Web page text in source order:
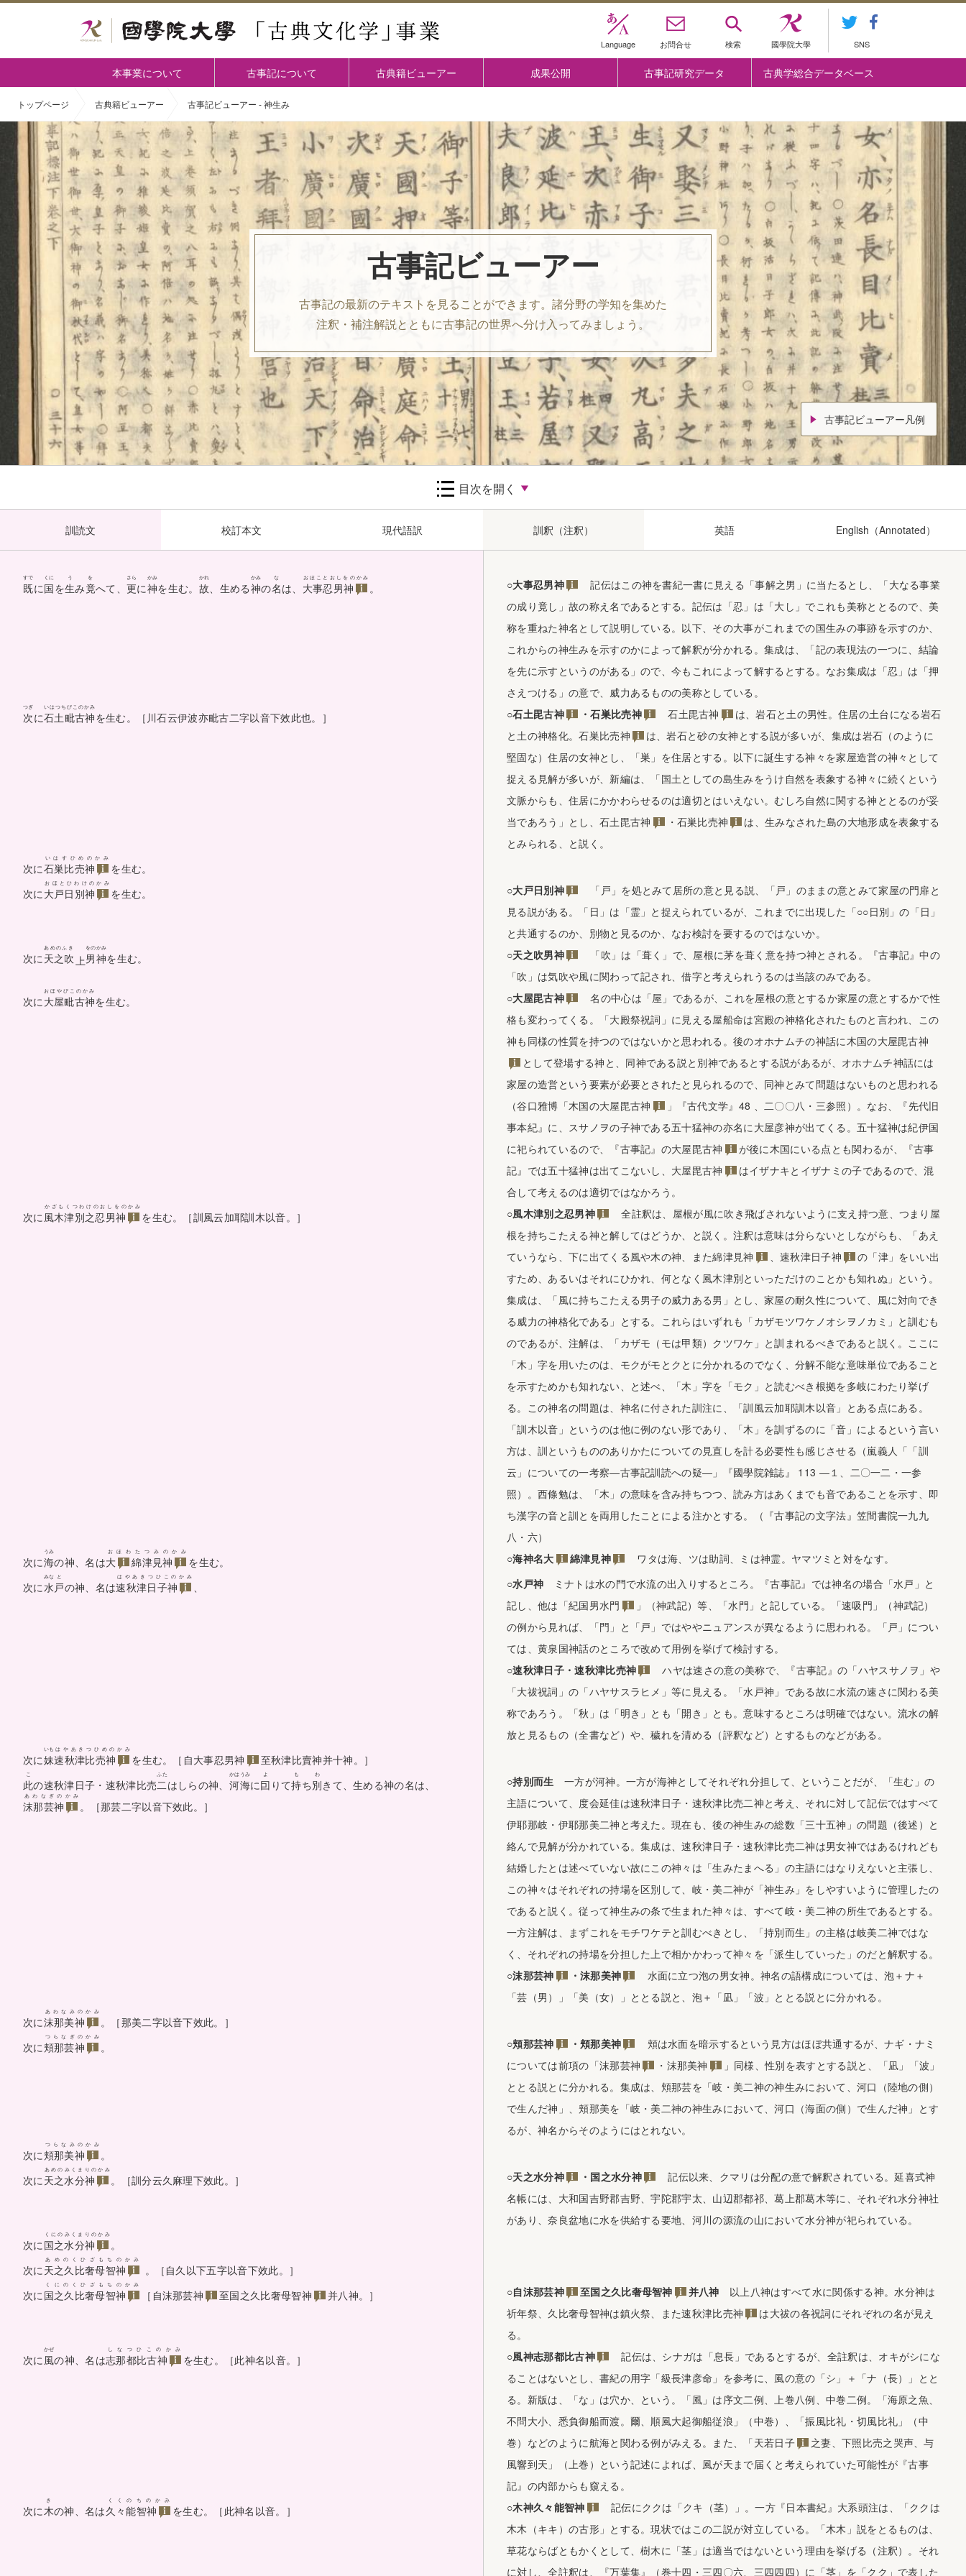
Language お問合せ 検索 國學院大學 SNS
本事業について 古事記について 古典籍ビューアー 成果公開 古事記研究データ 古典学総合データベース
トップページ 古典籍ビューアー 古事記ビューアー - 神生み
古事記ビューアー
古事記の最新のテキストを見ることができます。 諸分野の学知を集めた
注釈・補注解説とともに古事記の世界へ分け入ってみましょう。
古事記ビューアー凡例
目次を開く
訓読文 校訂本文 現代語訳 訓釈（注釈） 英語 English（Annotated）
既
すで
に国
くに
を生
う
み竟
を
へて、 更
さら
に神
かみ
を生む。 故
かれ
、生める神
かみ
の名
な
は、 大事忍男神
おほことおしをのかみ
。
次
つぎ
に石土毗古神
いはつちびこのかみ
を生む。［川石云伊波亦毗古二字以音下效此也。］
次に石巣比売神
いはすひめのかみ
を生む。
次に大戸日別神
おほとひわけのかみ
を生む。
次に天之吹
あめのふき
上男神
をのかみ
を生む。
次に大屋毗古神
おほやびこのかみ
を生む。
次に風木津別之忍男神
かざもくつわけのおしをのかみ
を生む。［訓風云加耶訓木以音。］
次に海
うみ
の神、名は大 綿津見神
おほわたつみのかみ
を生む。
次に水
みな
戸
と
の神、名は速秋津日子神
はやあきつひこのかみ
、
次に妹
いも
速秋津比売神
はやあきつひめのかみ
を生む。［自大事忍男神
至秋津比賣神并十神。］
此
こ
の速秋津日子・速秋津比売二
ふた
はしらの神、 河
かは
海
うみ
に囙
よ
りて持
も
ち別
わ
きて、生める神の名は、
沫那芸神
あわなぎのかみ
。［那芸二字以音下效此。］
次に沫那美神
あわなみのかみ
。［那美二字以音下效此。］
次に頬那芸神
つらなぎのかみ
。
次に頬那美神
つらなみのかみ
。
次に天之水分神
あめのみくまりのかみ
。［訓分云久麻理下效此。］
次に国之水分神
くにのみくまりのかみ
。
次に天之久比奢母智神
あめのくひざもちのかみ
。［自久以下五字以音下效此。］
次に国之久比奢母智神
くにのくひざもちのかみ
［自沫那芸神 至国之久比奢母智神 并八神。］
次に風
かぜ
の神、名は志那都比古神
しなつひこのかみ
を生む。［此神名以音。］
次に木
き
の神、名は久々能智神
くくのちのかみ
を生む。［此神名以音。］
○大事忍男神
記伝はこの神を書紀一書に見える「事解之男」に当たるとし、「大なる事業
の成り竟し」故の称え名であるとする。記伝は「忍」は「大し」でこれも美称ととるので、美
称を重ねた神名として説明している。以下、その大事がこれまでの国生みの事跡を示すのか、
これからの神生みを示すのかによって解釈が分かれる。集成は、「記の表現法の一つに、結論
を先に示すというのがある」ので、今もこれによって解するとする。なお集成は「忍」は「押
さえつける」の意で、威力あるものの美称としている。
○石土毘古神 ・石巣比売神 石土毘古神
は、岩石と土の男性。住居の土台になる岩石
と土の神格化。石巣比売神
は、岩石と砂の女神とする説が多いが、集成は岩石（のように
堅固な）住居の女神とし、「巣」を住居とする。以下に誕生する神々を家屋造営の神々として
捉える見解が多いが、新編は、「国土としての島生みをうけ自然を表象する神々に続くという
文脈からも、住居にかかわらせるのは適切とはいえない。むしろ自然に関する神ととるのが妥
当であろう」とし、 石土毘古神 ・ 石巣比売神
は、生みなされた島の大地形成を表象する
とみられる、と説く。
○大戸日別神
「戸」を処とみて居所の意と見る説、「戸」のままの意とみて家屋の門扉と
見る説がある。「日」は「霊」と捉えられているが、これまでに出現した「○○日別」の「日」
と共通するのか、別物と見るのか、なお検討を要するのではないか。
○天之吹男神
「吹」は「葺く」で、屋根に茅を葺く意を持つ神とされる。『古事記』中の
「吹」は気吹や風に関わって記され、借字と考えられうるのは当該のみである。
○大屋毘古神
名の中心は「屋」であるが、これを屋根の意とするか家屋の意とするかで性
格も変わってくる。「大殿祭祝詞」に見える屋船命は宮殿の神格化されたものと言われ、この
神も同様の性質を持つのではないかと思われる。後のオホナムチの神話に木国の大屋毘古神
として登場する神と、同神である説と別神であるとする説があるが、オホナムチ神話には
家屋の造営という要素が必要とされたと見られるので、同神とみて問題はないものと思われる
（谷口雅博「木国の大屋毘古神
」『古代文学』48 、二〇〇八・三参照）。なお、『先代旧
事本紀』に、スサノヲの子神である五十猛神の亦名に大屋彦神が出てくる。五十猛神は紀伊国
に祀られているので、『古事記』の大屋毘古神
が後に木国にいる点とも関わるが、『古事
記』では五十猛神は出てこないし、 大屋毘古神
はイザナキとイザナミの子であるので、混
合して考えるのは適切ではなかろう。
○風木津別之忍男神
全註釈は、屋根が風に吹き飛ばされないように支え持つ意、つまり屋
根を持ちこたえる神と解してはどうか、と説く。注釈は意味は分らないとしながらも、「あえ
ていうなら、下に出てくる風や木の神、また綿津見神 、速秋津日子神
の「津」をいい出
すため、あるいはそれにひかれ、何となく風木津別といっただけのことかも知れぬ」という。
集成は、「風に持ちこたえる男子の威力ある男」とし、家屋の耐久性について、風に対向でき
る威力の神格化である」とする。これらはいずれも「カザモツワケノオシヲノカミ」と訓むも
のであるが、注解は、「カザモ（モは甲類）クツワケ」と訓まれるべきであると説く。ここに
「木」字を用いたのは、モクがモとクとに分かれるのでなく、分解不能な意味単位であること
を示すためかも知れない、と述べ、「木」字を「モク」と読むべき根拠を多岐にわたり挙げ
る。この神名の問題は、神名に付された訓注に、「訓風云加耶訓木以音」とある点にある。
「訓木以音」というのは他に例のない形であり、「木」を訓ずるのに「音」によるという言い
方は、訓というもののありかたについての見直しを計る必要性も感じさせる（嵐義人「「訓
云」についての一考察―古事記訓読への疑―」『國學院雑誌』 113 ―１、二〇一二・一参
照）。西條勉は、「木」の意味を含み持ちつつ、読み方はあくまでも音であることを示す、即
ち漢字の音と訓とを両用したことによる注かとする。（『古事記の文字法』笠間書院一九九
八・六）
○海神名大 綿津見神
ワタは海、ツは助詞、ミは神霊。ヤマツミと対をなす。
○水戸神 ミナトは水の門で水流の出入りするところ。『古事記』では神名の場合「水戸」と
記し、他は「紀国男水門
」（神武記）等、「水門」と記している。「速吸門」（神武記）
の例から見れば、「門」と「戸」ではややニュアンスが異なるように思われる。「戸」につい
ては、黄泉国神話のところで改めて用例を挙げて検討する。
○速秋津日子・速秋津比売神
ハヤは速さの意の美称で、『古事記』の「ハヤスサノヲ」や
「大祓祝詞」の「ハヤサスラヒメ」等に見える。「水戸神」である故に水流の速さに関わる美
称であろう。「秋」は「明き」とも「開き」とも。意味するところは明確ではない。流水の解
放と見るもの（全書など）や、穢れを清める（評釈など）とするものなどがある。
○持別而生 一方が河神。一方が海神としてそれぞれ分担して、ということだが、「生む」の
主語について、度会延佳は速秋津日子・速秋津比売二神と考え、それに対して記伝ではすべて
伊耶那岐・伊耶那美二神と考えた。現在も、後の神生みの総数「三十五神」の問題（後述）と
絡んで見解が分かれている。集成は、速秋津日子・速秋津比売二神は男女神ではあるけれども
結婚したとは述べていない故にこの神々は「生みたまへる」の主語にはなりえないと主張し、
この神々はそれぞれの持場を区別して、岐・美二神が「神生み」をしやすいように管理したの
であると説く。従って神生みの条で生まれた神々は、すべて岐・美二神の所生であるとする。
一方注解は、まずこれをモチワケテと訓むべきとし、「持別而生」の主格は岐美二神ではな
く、それぞれの持場を分担した上で相かかわって神々を「派生していった」のだと解釈する。
○沫那芸神 ・ 沫那美神
水面に立つ泡の男女神。神名の語構成については、泡＋ナ＋
「芸（男）」「美（女）」ととる説と、泡＋「凪」「波」ととる説とに分かれる。
○頬那芸神 ・ 頬那美神
頬は水面を暗示するという見方はほぼ共通するが、ナギ・ナミ
については前項の「沫那芸神 ・ 沫那美神
」同様、性別を表すとする説と、「凪」「波」
ととる説とに分かれる。集成は、頬那芸を「岐・美二神の神生みにおいて、河口（陸地の側）
で生んだ神」、頬那美を「岐・美二神の神生みにおいて、河口（海面の側）で生んだ神」とす
るが、神名からそのようにはとれない。
○天之水分神 ・ 国之水分神
記伝以来、クマリは分配の意で解釈されている。延喜式神
名帳には、大和国吉野郡吉野、宇陀郡宇太、山辺郡都祁、葛上郡葛木等に、それぞれ水分神社
があり、奈良盆地に水を供給する要地、河川の源流の山において水分神が祀られている。
○自沫那芸神 至国之久比奢母智神 并八神 以上八神はすべて水に関係する神。水分神は
祈年祭、久比奢母智神は鎮火祭、また速秋津比売神
は大祓の各祝詞にそれぞれの名が見え
る。
○風神志那都比古神
記伝は、シナガは「息長」であるとするが、全註釈は、オキがシにな
ることはないとし、書紀の用字「級長津彦命」を参考に、風の意の「シ」＋「ナ（長）」とと
る。新版は、「な」は穴か、という。「風」は序文二例、上巻八例、中巻二例。「海原之魚、
不問大小、悉負御船而渡。爾、順風大起御船従浪」（中巻）、「振風比礼・切風比礼」（中
巻）などのように航海と関わる例がみえる。また、「天若日子
之妻、下照比売之哭声、与
風響到天」（上巻）という記述によれば、風が天まで届くと考えられていた可能性が『古事
記』の内部からも窺える。
○木神久々能智神
記伝にククは「クキ（茎）」。一方『日本書紀』大系頭注は、「ククは
木木（キキ）の古形」とする。現状ではこの二説が対立している。「木木」説をとるものは、
草花ならばともかくとして、樹木に「茎」は適当ではないという理由を挙げる（注釈）。それ
に対し、全註釈は、『万葉集』（巻十四・三四〇六、三四四四）に「茎」を「クク」で表した